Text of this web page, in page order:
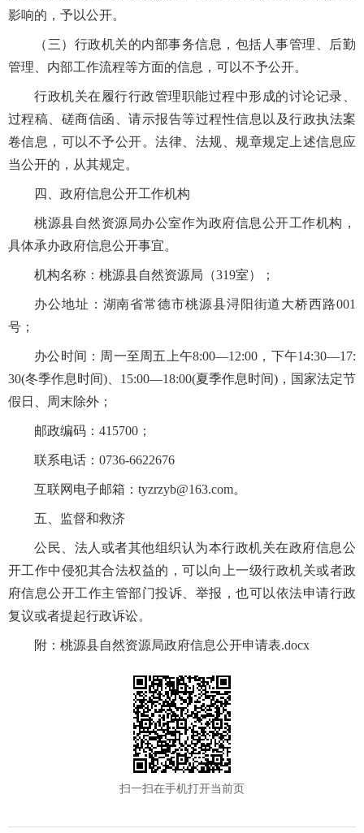
影响的，予以公开。
（三）行政机关的内部事务信息，包括人事管理、后勤
管理、内部工作流程等方面的信息，可以不予公开。
行政机关在履行行政管理职能过程中形成的讨论记录、
过程稿、磋商信函、请示报告等过程性信息以及行政执法案
卷信息，可以不予公开。法律、法规、规章规定上述信息应
当公开的，从其规定。
四、政府信息公开工作机构
桃源县自然资源局办公室作为政府信息公开工作机构，
具体承办政府信息公开事宜。
机构名称：桃源县自然资源局（319室）；
办公地址：湖南省常德市桃源县浔阳街道大桥西路001
号；
办公时间：周一至周五上午8:00—12:00，下午14:30—17:
30(冬季作息时间)、15:00—18:00(夏季作息时间)，国家法定节
假日、周末除外；
邮政编码：415700；
联系电话：0736-6622676
互联网电子邮箱：tyzrzyb@163.com。
五、监督和救济
公民、法人或者其他组织认为本行政机关在政府信息公
开工作中侵犯其合法权益的，可以向上一级行政机关或者政
府信息公开工作主管部门投诉、举报，也可以依法申请行政
复议或者提起行政诉讼。
附： 桃源县自然资源局政府信息公开申请表.docx
扫一扫在手机打开当前页